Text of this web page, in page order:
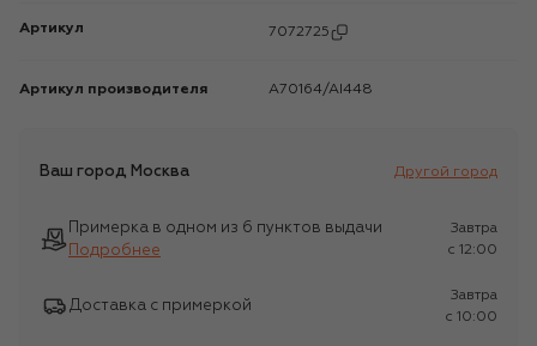
Артикул 7072725
Артикул производителя A70164/AI448
Ваш город Москва Другой город
Примерка в одном из 6 пунктов выдачи
Подробнее
Завтра
c 12:00
Доставка с примеркой
Завтра
c 10:00